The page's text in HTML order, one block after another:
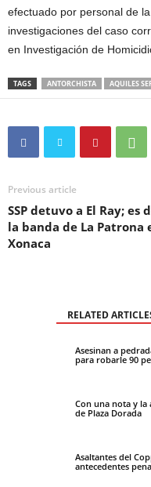
efectuado por personal de
investigaciones del caso
en Investigación de
TAGS ANTORCHISTA AQUILES
Previous article
SSP detuvo a El Ray; es
la banda de La Patrona
Xonaca
RELATED
Asesinan a
para robarle 90
Con una nota y la
de Plaza Dorada
Asaltantes del
antecedentes